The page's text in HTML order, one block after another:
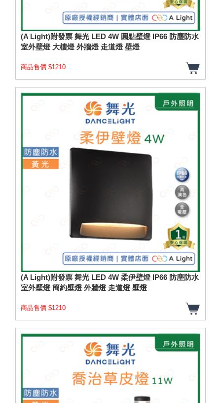
(A Light)附發票 舞光 LED 4W 圓點壁燈 IP66 防塵防水
室外壁燈 大樓燈 外牆燈 走道燈 壁燈
商品售價 $1210
(A Light)附發票 舞光 LED 4W 柔伊壁燈 IP66 防塵防水
室外壁燈 簡約壁燈 外牆燈 走道燈 壁燈
商品售價 $1210